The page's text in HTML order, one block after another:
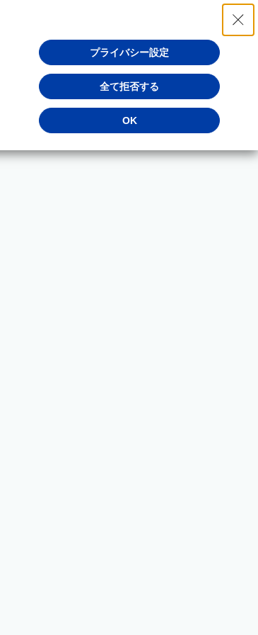
プライバシー設定
全て拒否する
OK